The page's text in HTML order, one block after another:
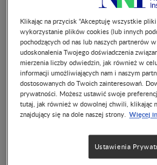
Poniżej najnowsze doniesienia na
dotyczące wczesnego żywienia
kontekście alergii, żywienia
chorobowych, jak zaburzenia
krytycznych. Łącznie 3000
odpowiadające zagadnienia, co
konkretnych informacji. Jeśli
korzystać z funkcji wyszukiwania.
Sponsoring: Wiele z
konferencji, zasobów
dostępnych na tej stronie było
przygotowanych przez Nestlé
stowarzyszone z Nestlé.
Klikając na przycisk “Akceptuję wszystkie
wykorzystanie plików cookies (lub innych
pochodzących od nas lub naszych partnerów
udoskonalenia Twojego doświadczenia
mierzenia liczby odwiedzin, jak również w
informacji umożliwiających nam i naszym
dostosowanych do Twoich zainteresowań.
prywatności. Możesz ustawić swoje
tutaj, jak również w dowolnej chwili, klikając
znajdujący się na dole naszej strony. Więcej
Ustawienia